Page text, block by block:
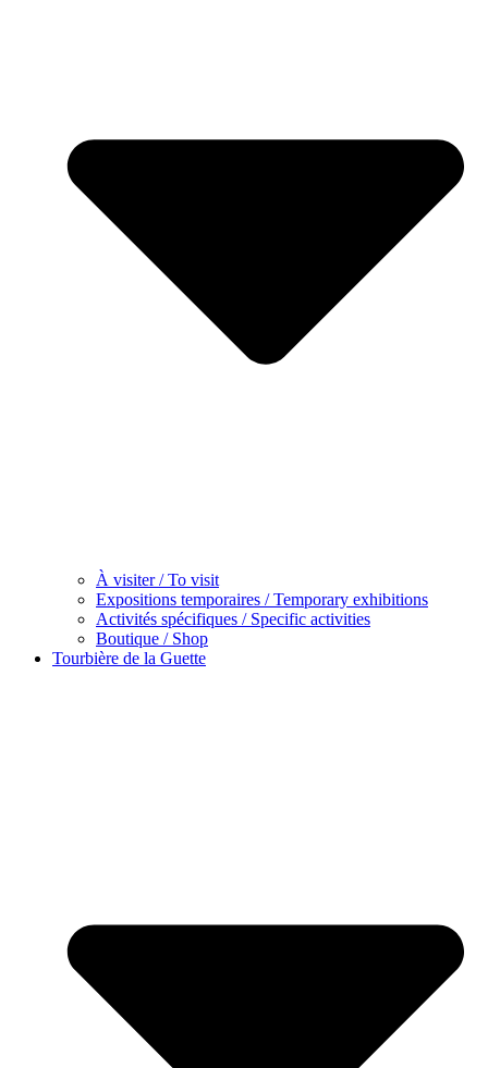
À visiter / To visit
Expositions temporaires / Temporary exhibitions
Activités spécifiques / Specific activities
Boutique / Shop
Tourbière de la Guette